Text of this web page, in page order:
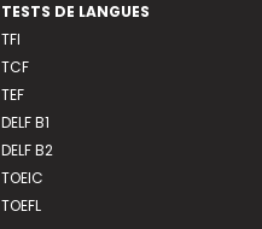
TESTS DE LANGUES
TFI
TCF
TEF
DELF B1
DELF B2
TOEIC
TOEFL